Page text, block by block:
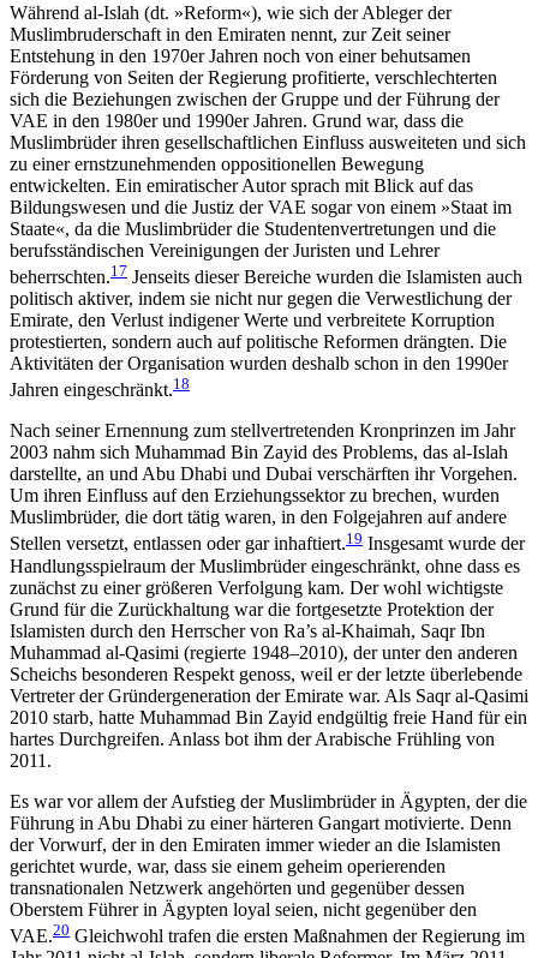
Während al-Islah (dt. »Reform«), wie sich der Ab­leger der
Muslimbruderschaft in den Emiraten nennt, zur Zeit seiner
Entstehung in den 1970er Jahren noch von einer behutsamen
Förderung von Seiten der Regierung profitierte, verschlechterten
sich die Bezie­hungen zwischen der Gruppe und der Führung der
VAE in den 1980er und 1990er Jahren. Grund war, dass die
Muslimbrüder ihren gesellschaftlichen Ein­fluss ausweiteten und sich
zu einer ernstzunehmenden oppositionellen Bewegung
entwickelten. Ein emiratischer Autor sprach mit Blick auf das
Bildungs­wesen und die Justiz der VAE sogar von einem »Staat im
Staate«, da die Muslimbrüder die Studentenvertretungen und die
berufsständischen Vereinigungen der Juristen und Lehrer
beherrschten.17 Jenseits dieser Bereiche wurden die Islamisten auch
politisch akti­ver, indem sie nicht nur gegen die Verwestlichung der
Emirate, den Verlust indigener Werte und ver­brei­tete Korruption
protestierten, sondern auch auf politische Reformen drängten. Die
Aktivitäten der Organisation wurden deshalb schon in den 1990er
Jahren eingeschränkt.18
Nach seiner Ernennung zum stellvertretenden Kronprinzen im Jahr
2003 nahm sich Muhammad Bin Zayid des Problems, das al-Islah
darstellte, an und Abu Dhabi und Dubai verschärften ihr Vorgehen.
Um ihren Einfluss auf den Erziehungssektor zu brechen, wurden
Muslimbrüder, die dort tätig waren, in den Folgejahren auf andere
Stellen versetzt, entlassen oder gar inhaftiert.19 Insgesamt wurde der
Handlungs­spielraum der Muslimbrüder eingeschränkt, ohne dass es
zunächst zu einer größeren Verfolgung kam. Der wohl wichtigste
Grund für die Zurückhaltung war die fortgesetzte Protektion der
Islamisten durch den Herrscher von Ra’s al-Khaimah, Saqr Ibn
Muham­mad al-Qasimi (regierte 1948–2010), der unter den anderen
Scheichs besonderen Respekt genoss, weil er der letzte überlebende
Vertreter der Gründergenera­­tion der Emirate war. Als Saqr al-Qasimi
2010 starb, hatte Muhammad Bin Zayid endgültig freie Hand für ein
hartes Durchgreifen. Anlass bot ihm der Arabische Frühling von
2011.
Es war vor allem der Aufstieg der Muslimbrüder in Ägypten, der die
Führung in Abu Dhabi zu einer här­teren Gangart motivierte. Denn
der Vorwurf, der in den Emiraten immer wieder an die Islamisten
gerich­tet wurde, war, dass sie einem geheim operierenden
transnationalen Netzwerk angehörten und gegenüber dessen
Oberstem Führer in Ägypten loyal seien, nicht gegenüber den
VAE.20 Gleichwohl trafen die ersten Maßnahmen der Regierung im